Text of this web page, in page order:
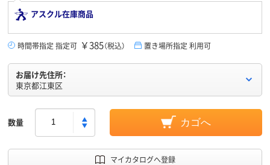
アスクル在庫商品
時間帯指定 指定可 ￥385（税込） 置き場所指定 利用可
お届け先住所：
東京都江東区
数量 カゴへ
マイカタログへ登録